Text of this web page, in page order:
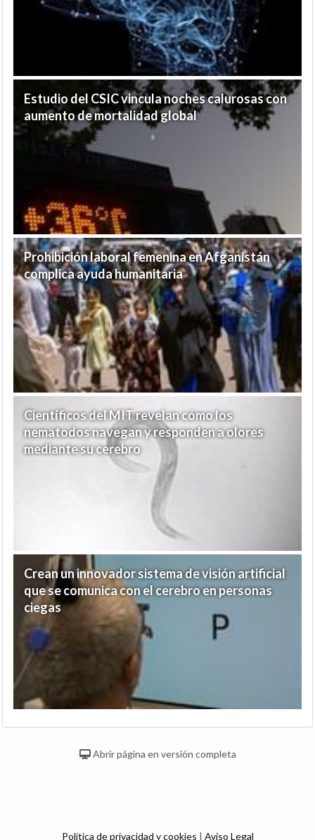
Estudio del CSIC vincula noches calurosas con
aumento de mortalidad global
Prohibición laboral femenina en Afganistán
complica ayuda humanitaria
Científicos del MIT revelan cómo los
nematodos navegan y responden a olores
mediante su cerebro
Crean un innovador sistema de visión artificial
que se comunica con el cerebro en personas
ciegas
Abrir página en versión completa
Política de privacidad y cookies | Aviso Legal